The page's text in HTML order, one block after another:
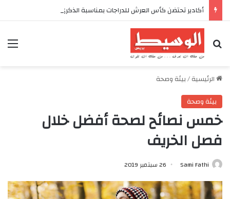
بحث عن
الرئيسية/بيئة وصحة
بيئة وصحة
خمس نصائح لصحة أفضل خلال
فصل الخريف
Sami Fathi 26 سبتمبر 2019